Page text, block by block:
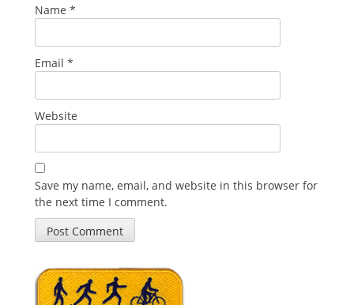
Name *
Email *
Website
Save my name, email, and website in this browser for
the next time I comment.